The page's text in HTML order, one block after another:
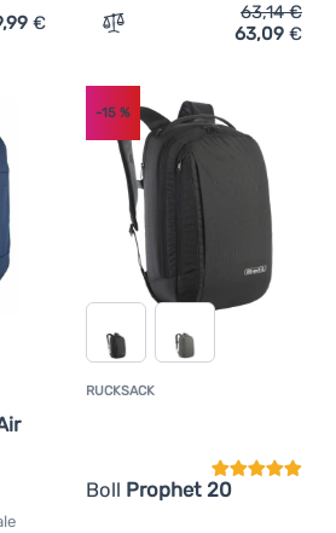
Rucksack Caterpillar Combat
€
Zum Vergleich 'Rucksack
63,14€
63,09 €
RUCKSACK
Boll Prophet 20
-15%